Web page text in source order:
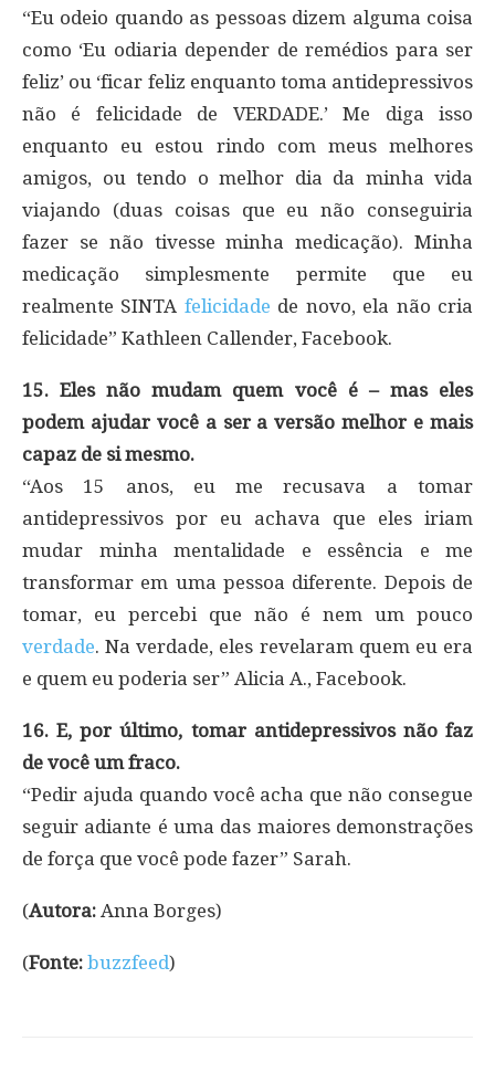
“Eu odeio quando as pessoas dizem alguma coisa
como ‘Eu odiaria depender de remédios para ser
feliz’ ou ‘ficar feliz enquanto toma antidepressivos
não é felicidade de VERDADE.’ Me diga isso
enquanto eu estou rindo com meus melhores
amigos, ou tendo o melhor dia da minha vida
viajando (duas coisas que eu não conseguiria
fazer se não tivesse minha medicação). Minha
medicação simplesmente permite que eu
realmente SINTA felicidade de novo, ela não cria
felicidade” Kathleen Callender, Facebook.
15. Eles não mudam quem você é – mas eles
podem ajudar você a ser a versão melhor e mais
capaz de si mesmo.
“Aos 15 anos, eu me recusava a tomar
antidepressivos por eu achava que eles iriam
mudar minha mentalidade e essência e me
transformar em uma pessoa diferente. Depois de
tomar, eu percebi que não é nem um pouco
verdade. Na verdade, eles revelaram quem eu era
e quem eu poderia ser” Alicia A., Facebook.
16. E, por último, tomar antidepressivos não faz
de você um fraco.
“Pedir ajuda quando você acha que não consegue
seguir adiante é uma das maiores demonstrações
de força que você pode fazer” Sarah.
(Autora: Anna Borges)
(Fonte: buzzfeed)